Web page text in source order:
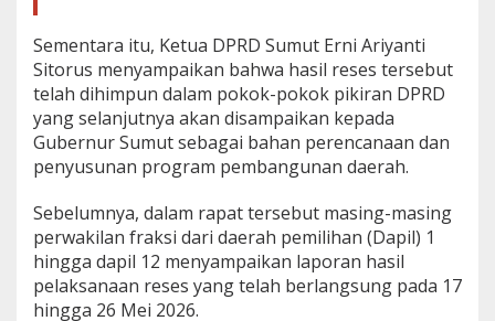
Sementara itu, Ketua DPRD Sumut Erni Ariyanti
Sitorus menyampaikan bahwa hasil reses tersebut
telah dihimpun dalam pokok-pokok pikiran DPRD
yang selanjutnya akan disampaikan kepada
Gubernur Sumut sebagai bahan perencanaan dan
penyusunan program pembangunan daerah.
Sebelumnya, dalam rapat tersebut masing-masing
perwakilan fraksi dari daerah pemilihan (Dapil) 1
hingga dapil 12 menyampaikan laporan hasil
pelaksanaan reses yang telah berlangsung pada 17
hingga 26 Mei 2026.